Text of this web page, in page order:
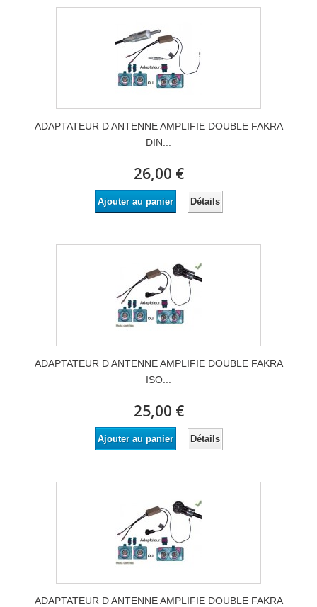
ADAPTATEUR D ANTENNE AMPLIFIE DOUBLE FAKRA
DIN...
26,00 €
Ajouter au panier Détails
ADAPTATEUR D ANTENNE AMPLIFIE DOUBLE FAKRA
ISO...
25,00 €
Ajouter au panier Détails
ADAPTATEUR D ANTENNE AMPLIFIE DOUBLE FAKRA